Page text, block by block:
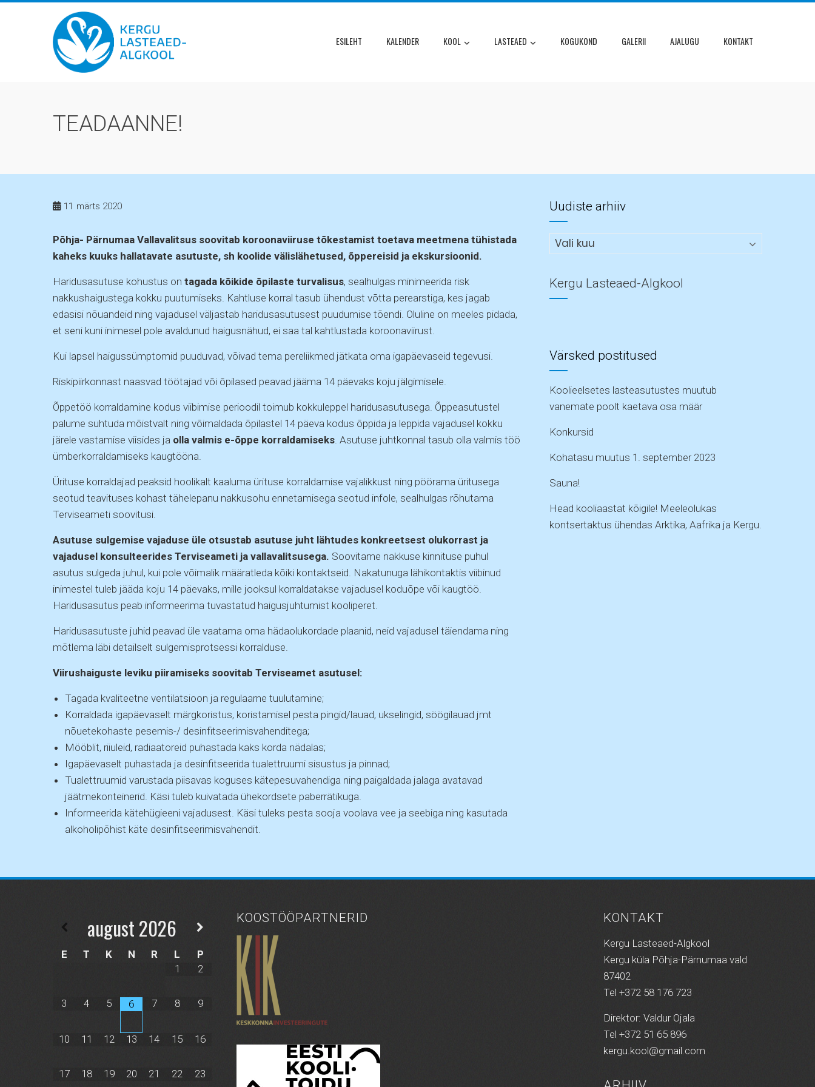
ESILEHT KALENDER KOOL LASTEAED KOGUKOND GALERII AJALUGU KONTAKT
TEADAANNE!
11 märts 2020
Põhja- Pärnumaa Vallavalitsus soovitab koroonaviiruse tõkestamist toetava meetmena tühistada
kaheks kuuks hallatavate asutuste, sh koolide välislähetused, õppereisid ja ekskursioonid.
Haridusasutuse kohustus on tagada kõikide õpilaste turvalisus, sealhulgas minimeerida risk
nakkushaigustega kokku puutumiseks. Kahtluse korral tasub ühendust võtta perearstiga, kes jagab
edasisi nõuandeid ning vajadusel väljastab haridusasutusest puudumise tõendi. Oluline on meeles pidada,
et seni kuni inimesel pole avaldunud haigusnähud, ei saa tal kahtlustada koroonaviirust.
Kui lapsel haigussümptomid puuduvad, võivad tema pereliikmed jätkata oma igapäevaseid tegevusi.
Riskipiirkonnast naasvad töötajad või õpilased peavad jääma 14 päevaks koju jälgimisele.
Õppetöö korraldamine kodus viibimise perioodil toimub kokkuleppel haridusasutusega. Õppeasutustel
palume suhtuda mõistvalt ning võimaldada õpilastel 14 päeva kodus õppida ja leppida vajadusel kokku
järele vastamise viisides ja olla valmis e-õppe korraldamiseks . Asutuse juhtkonnal tasub olla valmis töö
ümberkorraldamiseks kaugtööna.
Ürituse korraldajad peaksid hoolikalt kaaluma ürituse korraldamise vajalikkust ning pöörama üritusega
seotud teavituses kohast tähelepanu nakkusohu ennetamisega seotud infole, sealhulgas rõhutama
Terviseameti soovitusi.
Asutuse sulgemise vajaduse üle otsustab asutuse juht lähtudes konkreetsest olukorrast ja
vajadusel konsulteerides Terviseameti ja vallavalitsusega. Soovitame nakkuse kinnituse puhul
asutus sulgeda juhul, kui pole võimalik määratleda kõiki kontaktseid. Nakatunuga lähikontaktis viibinud
inimestel tuleb jääda koju 14 päevaks, mille jooksul korraldatakse vajadusel koduõpe või kaugtöö.
Haridusasutus peab informeerima tuvastatud haigusjuhtumist kooliperet.
Haridusasutuste juhid peavad üle vaatama oma hädaolukordade plaanid, neid vajadusel täiendama ning
mõtlema läbi detailselt sulgemisprotsessi korralduse.
Viirushaiguste leviku piiramiseks soovitab Terviseamet asutusel:
Tagada kvaliteetne ventilatsioon ja regulaarne tuulutamine;
Korraldada igapäevaselt märgkoristus, koristamisel pesta pingid/lauad, ukselingid, söögilauad jmt
nõuetekohaste pesemis-/ desinfitseerimisvahenditega;
Mööblit, riiuleid, radiaatoreid puhastada kaks korda nädalas;
Igapäevaselt puhastada ja desinfitseerida tualettruumi sisustus ja pinnad;
Tualettruumid varustada piisavas koguses kätepesuvahendiga ning paigaldada jalaga avatavad
jäätmekonteinerid. Käsi tuleb kuivatada ühekordsete paberrätikuga.
Informeerida kätehügieeni vajadusest. Käsi tuleks pesta sooja voolava vee ja seebiga ning kasutada
alkoholipõhist käte desinfitseerimisvahendit.
Uudiste arhiiv
Uudiste
arhiiv
Kergu Lasteaed-Algkool
Värsked postitused
Koolieelsetes lasteasutustes muutub
vanemate poolt kaetava osa määr
Konkursid
Kohatasu muutus 1. september 2023
Sauna!
Head kooliaastat kõigile! Meeleolukas
kontsertaktus ühendas Arktika, Aafrika ja Kergu.
august2026
E T K N R L
P
1
2
3 4 5 6 7 8 9
10 11 12 13 14 15 16
17 18 19 20 21 22 23
KOOSTÖÖPARTNERID KONTAKT
Kergu Lasteaed-Algkool
Kergu küla Põhja-Pärnumaa vald
87402
Tel +372 58 176 723
Direktor: Valdur Ojala
Tel +372 51 65 896
kergu.kool@gmail.com